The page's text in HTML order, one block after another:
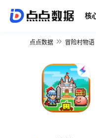
核
点点数据 冒险村物语